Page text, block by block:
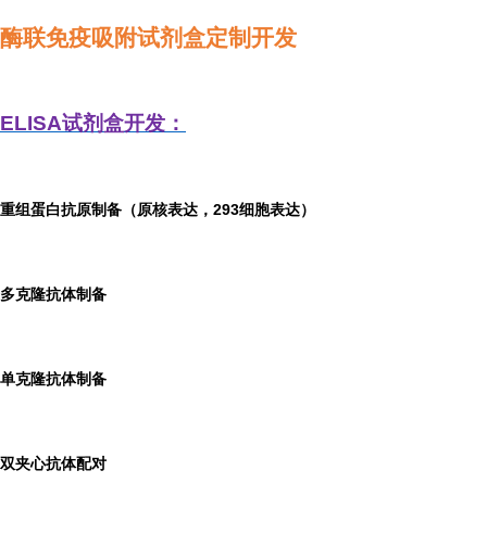
酶联免疫吸附试剂盒定制开发
ELISA试剂盒开发：
重组蛋白抗原制备（原核表达，293细胞表达）
多克隆抗体制备
单克隆抗体制备
双夹心抗体配对